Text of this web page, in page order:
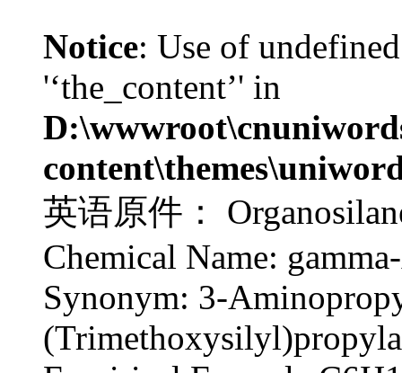
Notice: Use of
'‘the_content’' in
英语原件：
Chemical Name:
Synonym: 3-